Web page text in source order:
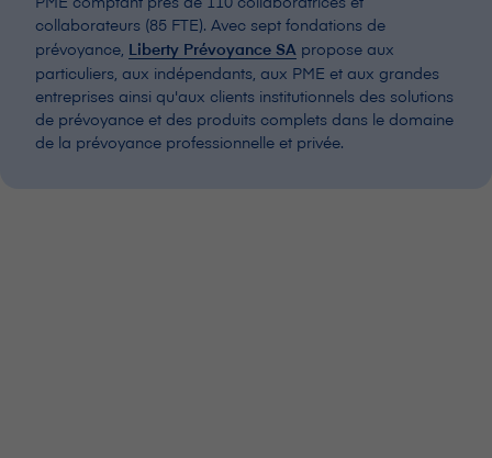
collaborateurs (85 FTE). Avec sept fondations de
prévoyance, Liberty Prévoyance SA propose aux
particuliers, aux indépendants, aux PME et aux grandes
entreprises ainsi qu'aux clients institutionnels des solutions
de prévoyance et des produits complets dans le domaine
de la prévoyance professionnelle et privée.